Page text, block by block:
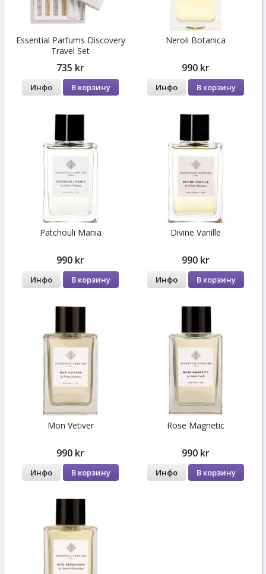
Essential Parfums Discovery
Travel Set
735 kr
Инфо В корзину
Neroli Botanica
990 kr
Инфо В корзину
Patchouli Mania
990 kr
Инфо В корзину
Divine Vanille
990 kr
Инфо В корзину
Mon Vetiver
990 kr
Инфо В корзину
Rose Magnetic
990 kr
Инфо В корзину